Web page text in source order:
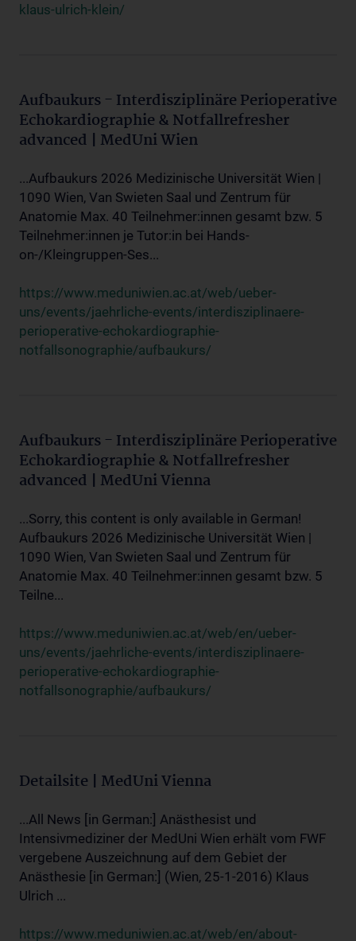
klaus-ulrich-klein/
Aufbaukurs - Interdisziplinäre Perioperative
Echokardiographie & Notfallrefresher
advanced | MedUni Wien
...Aufbaukurs 2026 Medizinische Universität Wien |
1090 Wien, Van Swieten Saal und Zentrum für
Anatomie Max. 40 Teilnehmer:innen gesamt bzw. 5
Teilnehmer:innen je Tutor:in bei Hands-
on-/Kleingruppen-Ses...
https://www.meduniwien.ac.at/web/ueber-
uns/events/jaehrliche-events/interdisziplinaere-
perioperative-echokardiographie-
notfallsonographie/aufbaukurs/
Aufbaukurs - Interdisziplinäre Perioperative
Echokardiographie & Notfallrefresher
advanced | MedUni Vienna
...Sorry, this content is only available in German!
Aufbaukurs 2026 Medizinische Universität Wien |
1090 Wien, Van Swieten Saal und Zentrum für
Anatomie Max. 40 Teilnehmer:innen gesamt bzw. 5
Teilne...
https://www.meduniwien.ac.at/web/en/ueber-
uns/events/jaehrliche-events/interdisziplinaere-
perioperative-echokardiographie-
notfallsonographie/aufbaukurs/
Detailsite | MedUni Vienna
...All News [in German:] Anästhesist und
Intensivmediziner der MedUni Wien erhält vom FWF
vergebene Auszeichnung auf dem Gebiet der
Anästhesie [in German:] (Wien, 25-1-2016) Klaus
Ulrich ...
https://www.meduniwien.ac.at/web/en/about-